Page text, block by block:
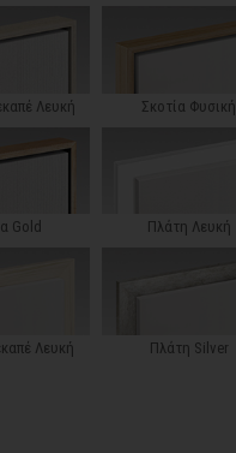
Λευκή Σκοτία Φυσική
Gold Πλάτη Λευκή
Λευκή Πλάτη Silver